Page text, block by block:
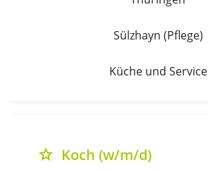
Sülzhayn (Pflege)
Küche und Service
grade Koch (w/m/d)